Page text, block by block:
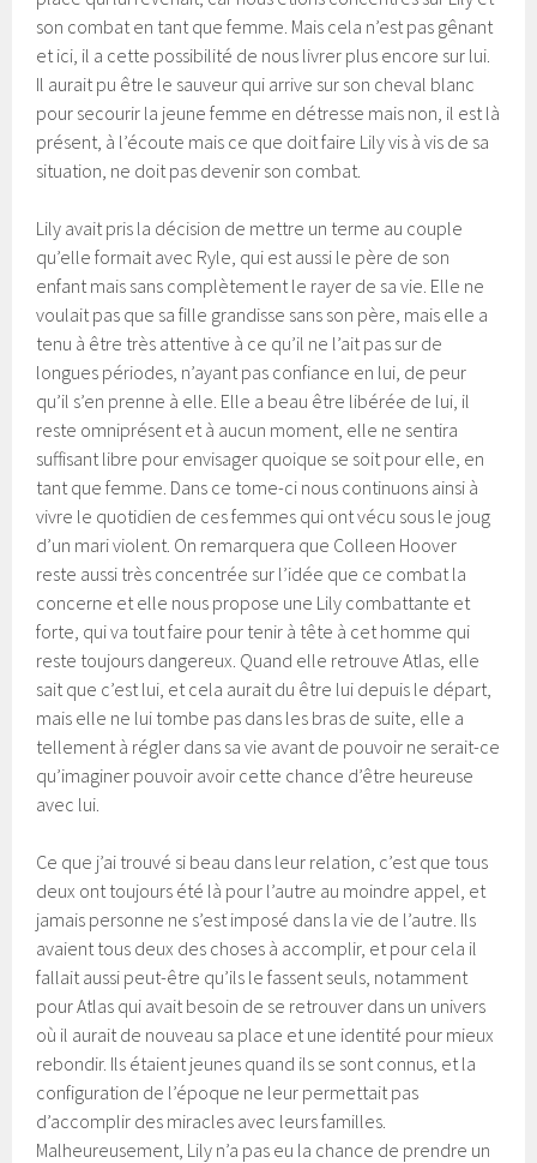
son combat en tant que femme. Mais cela n’est pas gênant
et ici, il a cette possibilité de nous livrer plus encore sur lui.
Il aurait pu être le sauveur qui arrive sur son cheval blanc
pour secourir la jeune femme en détresse mais non, il est là
présent, à l’écoute mais ce que doit faire Lily vis à vis de sa
situation, ne doit pas devenir son combat.
Lily avait pris la décision de mettre un terme au couple
qu’elle formait avec Ryle, qui est aussi le père de son
enfant mais sans complètement le rayer de sa vie. Elle ne
voulait pas que sa fille grandisse sans son père, mais elle a
tenu à être très attentive à ce qu’il ne l’ait pas sur de
longues périodes, n’ayant pas confiance en lui, de peur
qu’il s’en prenne à elle. Elle a beau être libérée de lui, il
reste omniprésent et à aucun moment, elle ne sentira
suffisant libre pour envisager quoique se soit pour elle, en
tant que femme. Dans ce tome-ci nous continuons ainsi à
vivre le quotidien de ces femmes qui ont vécu sous le joug
d’un mari violent. On remarquera que Colleen Hoover
reste aussi très concentrée sur l’idée que ce combat la
concerne et elle nous propose une Lily combattante et
forte, qui va tout faire pour tenir à tête à cet homme qui
reste toujours dangereux. Quand elle retrouve Atlas, elle
sait que c’est lui, et cela aurait du être lui depuis le départ,
mais elle ne lui tombe pas dans les bras de suite, elle a
tellement à régler dans sa vie avant de pouvoir ne serait-ce
qu’imaginer pouvoir avoir cette chance d’être heureuse
avec lui.
Ce que j’ai trouvé si beau dans leur relation, c’est que tous
deux ont toujours été là pour l’autre au moindre appel, et
jamais personne ne s’est imposé dans la vie de l’autre. Ils
avaient tous deux des choses à accomplir, et pour cela il
fallait aussi peut-être qu’ils le fassent seuls, notamment
pour Atlas qui avait besoin de se retrouver dans un univers
où il aurait de nouveau sa place et une identité pour mieux
rebondir. Ils étaient jeunes quand ils se sont connus, et la
configuration de l’époque ne leur permettait pas
d’accomplir des miracles avec leurs familles.
Malheureusement, Lily n’a pas eu la chance de prendre un